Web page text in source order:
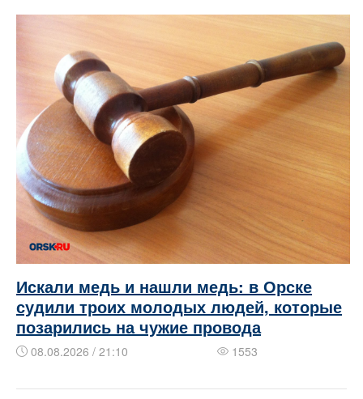
Искали медь и нашли медь: в Орске
судили троих молодых людей, которые
позарились на чужие провода
08.08.2026 / 21:10 1553